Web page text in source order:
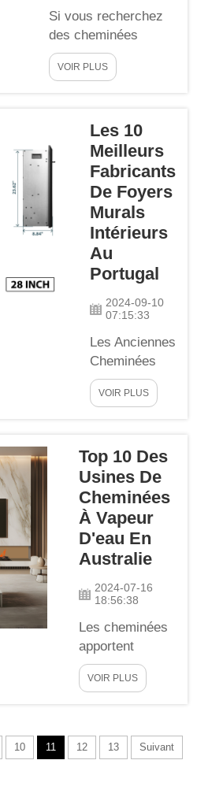
la vapeur d’eau
pour créer un bel
effet de flamme
sans feu réel...
Si vous recherchez
des cheminées
murales intégrées,
choisissez
confiance et
découvrez votre
maison la plus
accueillante. Meilleur
fournisseur du
secteur, mettez fin à
vos recherches. Cela
inclut même
certaines des
personnes les plus
exigeantes qui
devraient obtenir...
VOIR PLUS
Les 10
Meilleurs
Fabricants
De Foyers
Murals
Intérieurs
Au
Portugal
2024-09-10
07:15:33
Les Anciennes
Cheminées
Murales
Traditionnelles
un pays
magnifique,
connu pour
son
architecture
superbe, son
histoire et son
climat
délicieux.
Cependant,
seriez-vous
capable de
croire que
fabrications
de cheminées
VOIR PLUS
Top 10 Des
Usines De
Cheminées
À Vapeur
D'eau En
Australie
2024-07-16
18:56:38
Les cheminées
apportent
chaleur et
beauté à nos
de cheminées
utilisant de la
VOIR PLUS
10 11 12 13 Suivant